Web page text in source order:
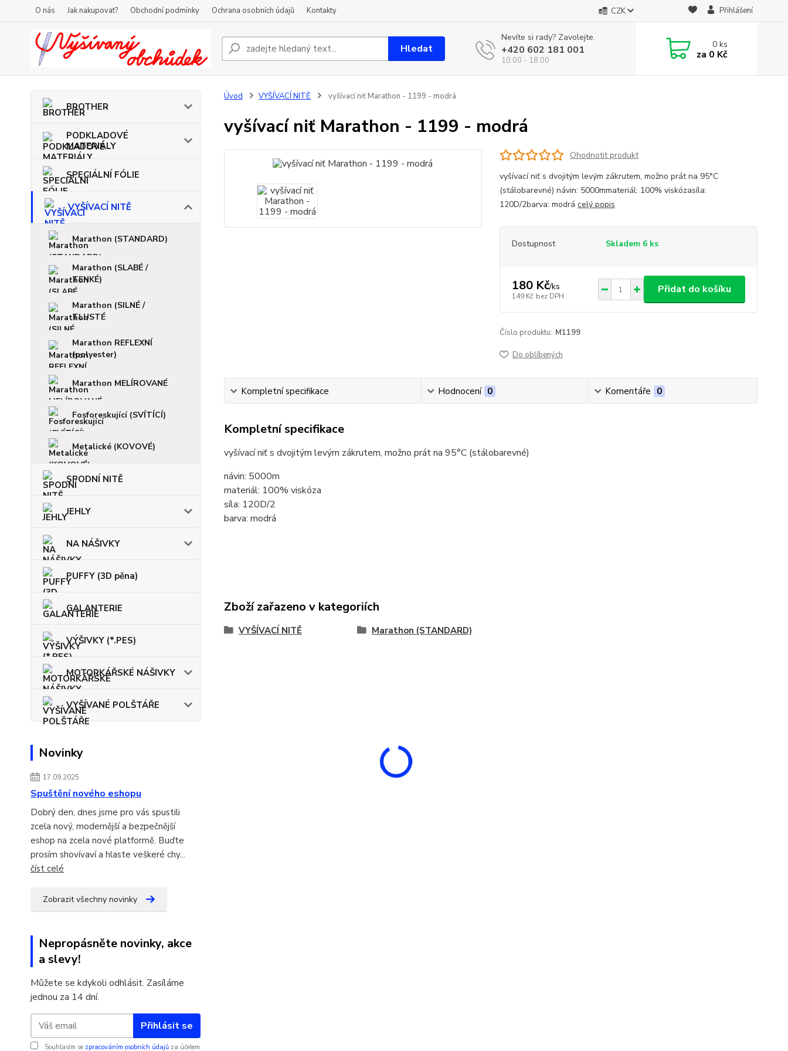
O nás Jak nakupovat? Obchodní podmínky Ochrana osobních údajů Kontakty CZK Přihlášení
Hledat
Nevíte si rady? Zavolejte.
+420 602 181 001
10:00 - 18:00
0ks
za 0 Kč
BROTHER
PODKLADOVÉ
MATERIÁLY
SPECIÁLNÍ FÓLIE
VYŠÍVACÍ NITĚ
Marathon (STANDARD)
Marathon (SLABÉ /
TENKÉ)
Marathon (SILNÉ /
TLUSTÉ
Marathon REFLEXNÍ
(polyester)
Marathon MELÍROVANÉ
Fosforeskující (SVÍTÍCÍ)
Metalické (KOVOVÉ)
SPODNÍ NITĚ
JEHLY
NA NÁŠIVKY
PUFFY (3D pěna)
GALANTERIE
VÝŠIVKY (*.PES)
MOTORKÁŘSKÉ NÁŠIVKY
VYŠÍVANÉ POLŠTÁŘE
Novinky
17.09.2025
Spuštění nového eshopu
Dobrý den, dnes jsme pro vás spustili
zcela nový, modernější a bezpečnější
eshop na zcela nové platformě. Buďte
prosím shovívaví a hlaste veškeré chy...
číst celé
Zobrazit všechny novinky
Nepropásněte novinky, akce
a slevy!
Můžete se kdykoli odhlásit. Zasíláme
jednou za 14 dní.
Přihlásit se
Souhlasím se zpracováním osobních údajů za účelem
Úvod VYŠÍVACÍ NITĚ vyšívací niť Marathon - 1199 - modrá
vyšívací niť Marathon - 1199 - modrá
Ohodnotit produkt
vyšívací niť s dvojitým levým zákrutem, možno prát na 95°C
(stálobarevné) návin: 5000mmateriál: 100% viskózasíla:
120D/2barva: modrá celý popis
Dostupnost Skladem 6 ks
180 Kč/ks
149 Kč bez DPH
Přidat do košíku
Číslo produktu: M1199
Do oblíbených
Kompletní specifikace Hodnocení 0 Komentáře 0
Kompletní specifikace
vyšívací niť s dvojitým levým zákrutem, možno prát na 95°C (stálobarevné)
návin: 5000m
materiál: 100% viskóza
síla: 120D/2
barva: modrá
Zboží zařazeno v kategoriích
VYŠÍVACÍ NITĚ Marathon (STANDARD)